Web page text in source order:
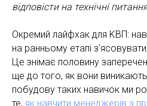
відповісти на технічні
Окремий лайфхак для KВП:
на ранньому етапі
Це знімає половину
ще до того, як вони
побудову таких навичок ми
те, як навчити менеджерів з